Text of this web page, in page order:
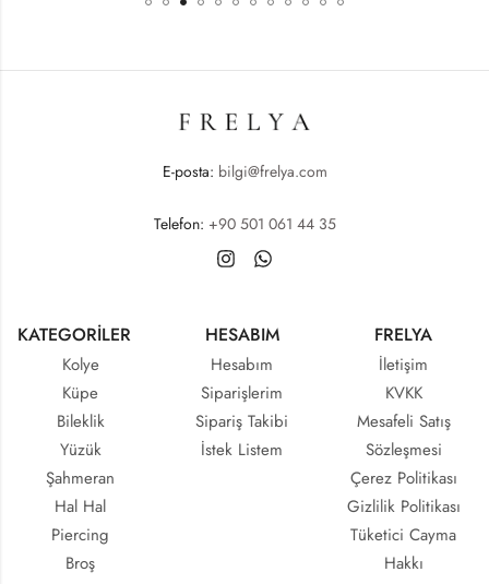
E-posta: bilgi@frelya.com
Telefon: +90 501 061 44 35
KATEGORİLER
Kolye
Küpe
Bileklik
Yüzük
Şahmeran
Hal Hal
Piercing
Broş
HESABIM
Hesabım
Siparişlerim
Sipariş Takibi
İstek Listem
FRELYA
İletişim
KVKK
Mesafeli Satış
Sözleşmesi
Çerez Politikası
Gizlilik Politikası
Tüketici Cayma
Hakkı